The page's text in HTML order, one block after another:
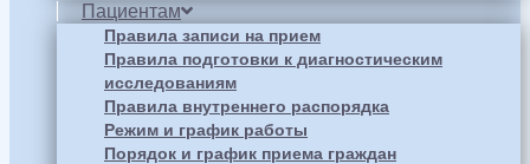
Пациентам
Правила записи на прием
Правила подготовки к диагностическим
исследованиям
Правила внутреннего распорядка
Режим и график работы
Порядок и график приема граждан